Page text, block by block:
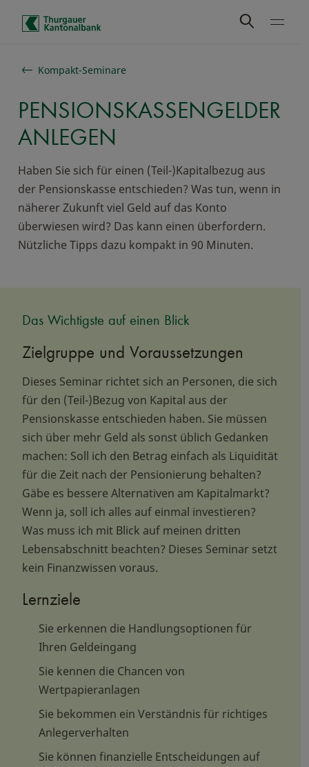
Schnelle Navigation
Kompakt-Seminare
PENSIONSKASSENGELDER
ANLEGEN
Haben Sie sich für einen (Teil-)Kapitalbezug aus
der Pensionskasse entschieden? Was tun, wenn in
näherer Zukunft viel Geld auf das Konto
überwiesen wird? Das kann einen überfordern.
Nützliche Tipps dazu kompakt in 90 Minuten.
Das Wichtigste auf einen Blick
Zielgruppe und Voraussetzungen
Dieses Seminar richtet sich an Personen, die sich
für den (Teil-)Bezug von Kapital aus der
Pensionskasse entschieden haben. Sie müssen
sich über mehr Geld als sonst üblich Gedanken
machen: Soll ich den Betrag einfach als Liquidität
für die Zeit nach der Pensionierung behalten?
Gäbe es bessere Alternativen am Kapitalmarkt?
Wenn ja, soll ich alles auf einmal investieren?
Was muss ich mit Blick auf meinen dritten
Lebensabschnitt beachten? Dieses Seminar setzt
kein Finanzwissen voraus.
Lernziele
Sie erkennen die Handlungsoptionen für
Ihren Geldeingang
Sie kennen die Chancen von
Wertpapieranlagen
Sie bekommen ein Verständnis für richtiges
Anlegerverhalten
Sie können finanzielle Entscheidungen auf